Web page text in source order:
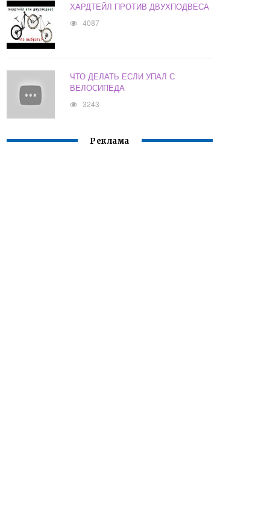
ХАРДТЕЙЛ ПРОТИВ ДВУХПОДВЕСА
4087
ЧТО ДЕЛАТЬ ЕСЛИ УПАЛ С
ВЕЛОСИПЕДА
3243
Реклама